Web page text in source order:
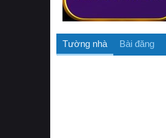
Tường nhà Bài đăng